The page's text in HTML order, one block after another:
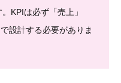
KPIは必ず「売上」
設計する必要がありま